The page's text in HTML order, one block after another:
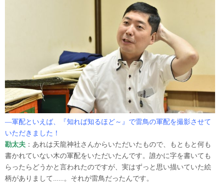
―軍配といえば、『知れば知るほど～』で雷鳥の軍配を撮影させて
いただきました！
勘太夫 ：あれは天龍神社さんからいただいたもので、もともと何も
書かれていない木の軍配をいただいたんです。誰かに字を書いても
らったらどうかと言われたのですが、実はずっと思い描いていた絵
柄がありまして……。それが雷鳥だったんです。